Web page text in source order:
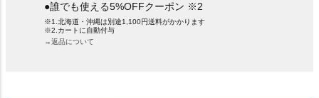
●誰でも使える5%OFFクーポン ※2
※1.北海道・沖縄は別途1,100円送料がかかります
※2.カートに自動付与
→返品について